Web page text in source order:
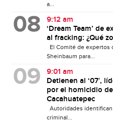
a...
9:12 am
‘Dream Team’ de
al fracking: ¿Qué
El Comité de expertos
Sheinbaum para...
9:01 am
Detienen al ‘07′,
por el homicidio
Cacahuatepec
Autoridades identifican
criminal...